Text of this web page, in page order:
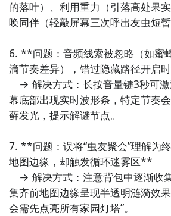
步骤2： 访问地址>>> 手游开测表地
玩家是否都已经掌握好以上三种技
注偶是只虫什么时候开测，什么时候
候公测等信息，还有一个办法就是
区的每日更新，欢迎大家积极参与
会第一时间为您解答。
的落叶）、利用重力（引落高处果
唤同伴（轻敲屏幕三次呼出友虫短暂
6. **问题：音频线索被忽略（如蜜
滴节奏差异），错过隐藏路径开启
→ 解决方式：长按音量键3秒可激
幕底部出现实时波形条，特定节奏
藓发光，提示解谜节点。
7. **问题：误将“虫友聚会”理解为
地图边缘，却触发循环迷雾区**
→ 解决方式：注意背包中逐渐收集
集齐前地图边缘呈现半透明涟漪效
会需先点亮所有家园灯塔”。